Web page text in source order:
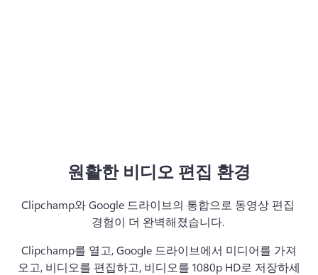
원활한 비디오 편집 환경
Clipchamp와 Google 드라이브의 통합으로 동영상 편집
경험이 더 완벽해졌습니다.
Clipchamp를 열고, Google 드라이브에서 미디어를 가져
오고, 비디오를 편집하고, 비디오를 1080p HD로 저장하세